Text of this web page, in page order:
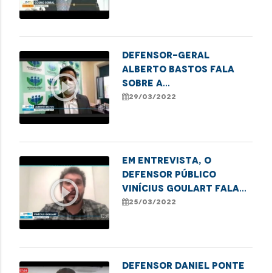
play_circle_outline
Defensor-geral
Alberto Bastos fala
sobre a
obrigatoriedade da
Defensoria
29/03/2022
play_circle_outline
Em entrevista, o
defensor público
Vinícius Goulart fala
sobre a atuação da DPE
por falta de
25/03/2022
Defensor Daniel Ponte